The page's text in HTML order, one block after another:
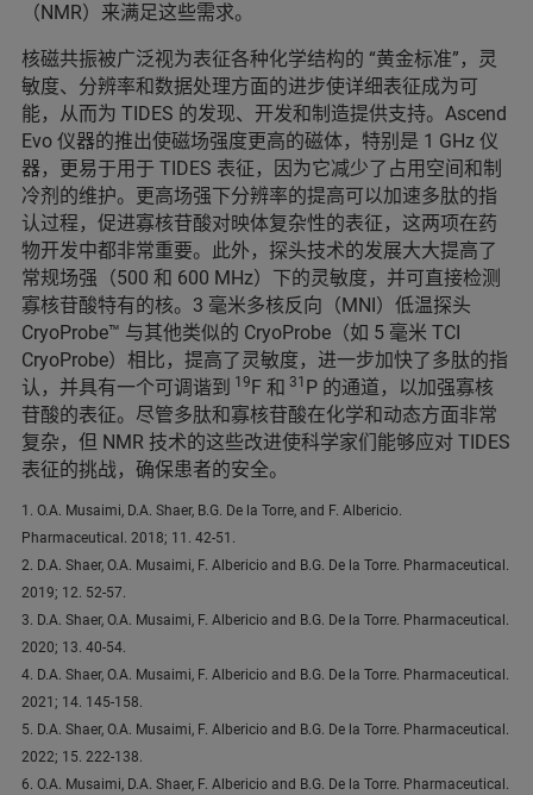
（NMR）来满足这些需求。
核磁共振被广泛视为表征各种化学结构的 “黄金标准”，灵
敏度、分辨率和数据处理方面的进步使详细表征成为可
能，从而为 TIDES 的发现、开发和制造提供支持。Ascend
Evo 仪器的推出使磁场强度更高的磁体，特别是 1 GHz 仪
器，更易于用于 TIDES 表征，因为它减少了占用空间和制
冷剂的维护。更高场强下分辨率的提高可以加速多肽的指
认过程，促进寡核苷酸对映体复杂性的表征，这两项在药
物开发中都非常重要。此外，探头技术的发展大大提高了
常规场强（500 和 600 MHz）下的灵敏度，并可直接检测
寡核苷酸特有的核。3 毫米多核反向（MNI）低温探头
CryoProbe™ 与其他类似的 CryoProbe（如 5 毫米 TCI
CryoProbe）相比，提高了灵敏度，进一步加快了多肽的指
认，并具有一个可调谐到 19F 和 31 P 的通道，以加强寡核
苷酸的表征。尽管多肽和寡核苷酸在化学和动态方面非常
复杂，但 NMR 技术的这些改进使科学家们能够应对 TIDES
表征的挑战，确保患者的安全。
1. O.A. Musaimi, D.A. Shaer, B.G. De la Torre, and F. Albericio.
Pharmaceutical. 2018; 11. 42-51.
2. D.A. Shaer, O.A. Musaimi, F. Albericio and B.G. De la Torre. Pharmaceutical.
2019; 12. 52-57.
3. D.A. Shaer, O.A. Musaimi, F. Albericio and B.G. De la Torre. Pharmaceutical.
2020; 13. 40-54.
4. D.A. Shaer, O.A. Musaimi, F. Albericio and B.G. De la Torre. Pharmaceutical.
2021; 14. 145-158.
5. D.A. Shaer, O.A. Musaimi, F. Albericio and B.G. De la Torre. Pharmaceutical.
2022; 15. 222-138.
6. O.A. Musaimi, D.A. Shaer, F. Albericio and B.G. De la Torre. Pharmaceutical.